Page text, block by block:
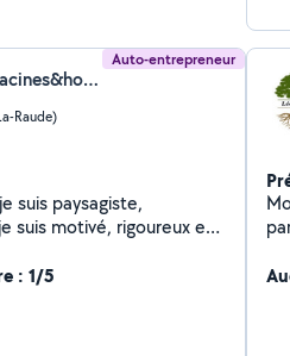
Auto-entrepreneur
Kelian Meunier (racines&horizon)
Raude)
suis paysagiste,
suis motivé, rigoureux et
: 1/5